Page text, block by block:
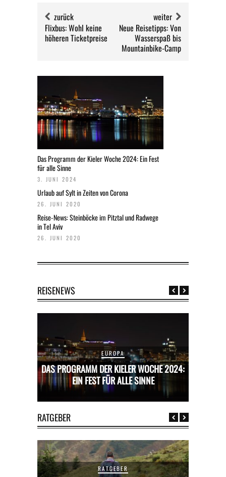
zurück
Flixbus: Wohl keine
höheren Ticketpreise
weiter
Neue Reisetipps: Von
Wasserspaß bis
Mountainbike-Camp
Das Programm der Kieler Woche 2024: Ein Fest
für alle Sinne
3. JUNI 2024
Urlaub auf Sylt in Zeiten von Corona
26. JUNI 2020
Reise-News: Steinböcke im Pitztal und Radwege
in Tel Aviv
26. JUNI 2020
REISENEWS
EUROPA
DAS PROGRAMM DER KIELER WOCHE 2024:
EIN FEST FÜR ALLE SINNE
RATGEBER
RATGEBER